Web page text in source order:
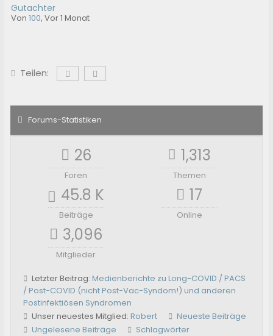
Gutachter
Von100,Vor 1 Monat
Teilen:
Forums-Statistiken
26
Foren
1,313
Themen
45.8 K
Beiträge
17
Online
3,096
Mitglieder
Letzter Beitrag: Medienberichte zu Long-COVID / PACS
/ Post-COVID (nicht Post-Vac-Syndom!) und anderen
Postinfektiösen Syndromen
Unser neuestes Mitglied: Robert
Neueste Beiträge
Ungelesene Beiträge
Schlagwörter